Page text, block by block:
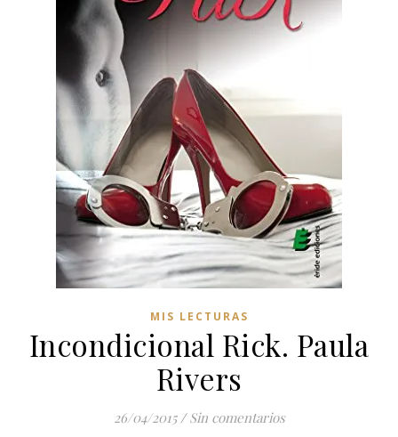
MIS LECTURAS
Incondicional Rick. Paula
Rivers
26/04/2015 / Sin comentarios